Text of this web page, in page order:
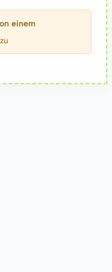
einem